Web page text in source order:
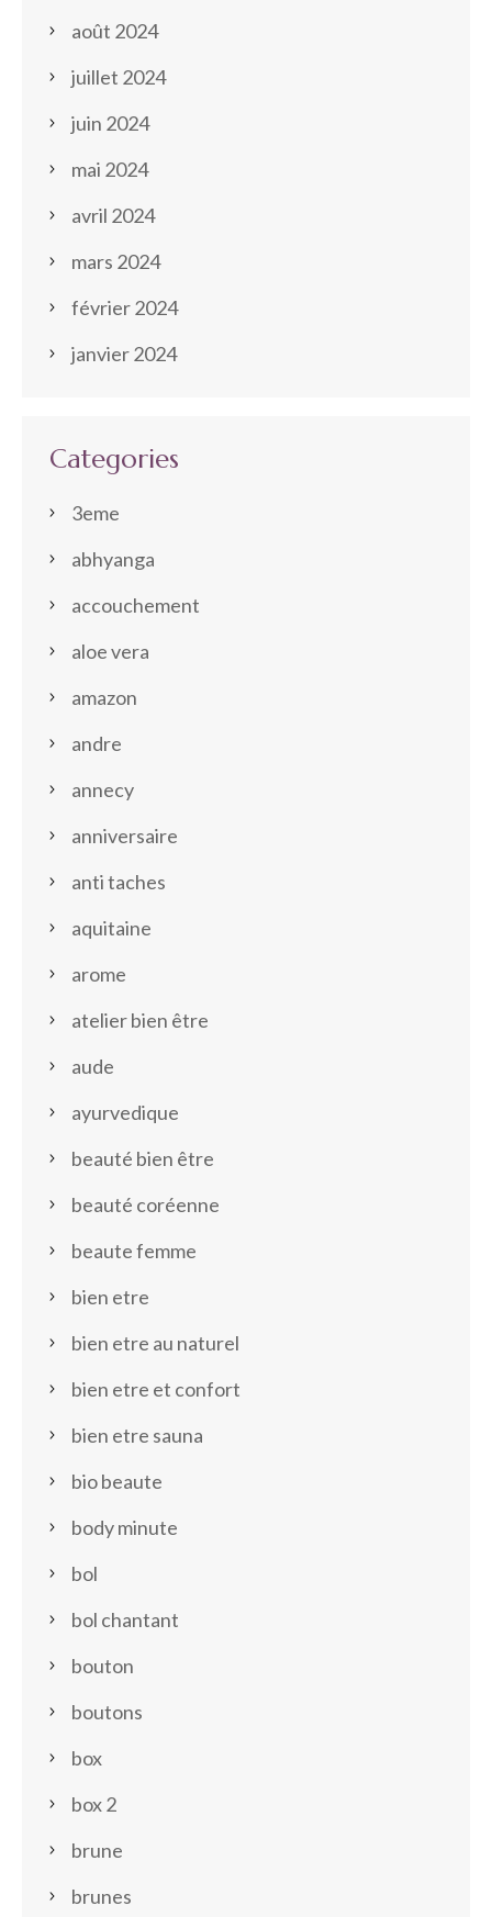
août 2024
juillet 2024
juin 2024
mai 2024
avril 2024
mars 2024
février 2024
janvier 2024
Categories
3eme
abhyanga
accouchement
aloe vera
amazon
andre
annecy
anniversaire
anti taches
aquitaine
arome
atelier bien être
aude
ayurvedique
beauté bien être
beauté coréenne
beaute femme
bien etre
bien etre au naturel
bien etre et confort
bien etre sauna
bio beaute
body minute
bol
bol chantant
bouton
boutons
box
box 2
brune
brunes